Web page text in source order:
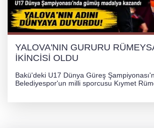
YALOVA'NIN GURURU
İKİNCİSİ OLDU
Bakü'deki U17 Dünya Güreş
Belediyespor'un milli sporcusu Kıymet